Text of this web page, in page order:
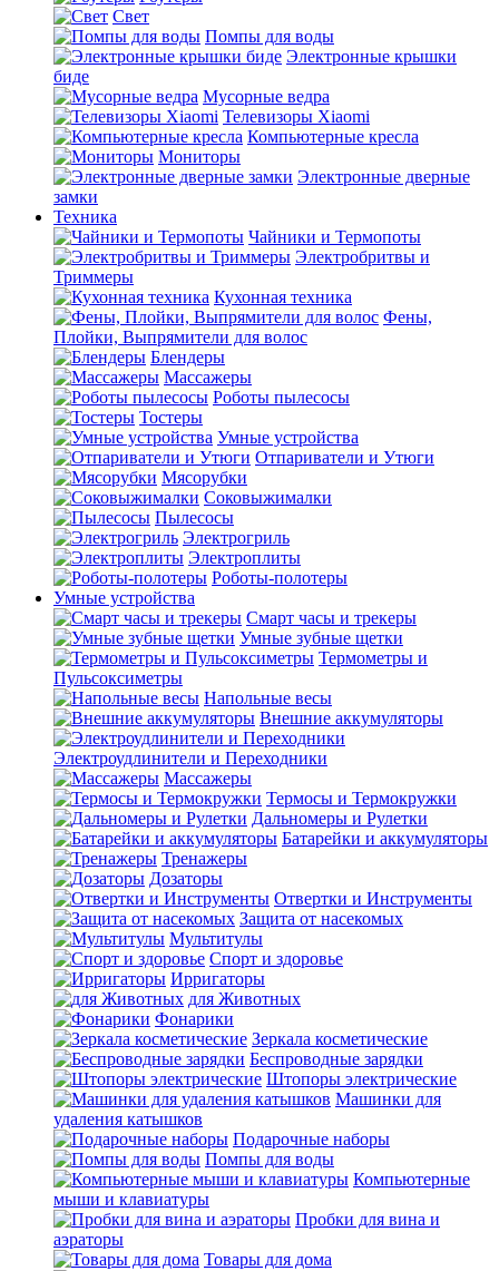
Свет
Помпы для воды
Электронные крышки
биде
Мусорные ведра
Телевизоры Xiaomi
Компьютерные кресла
Мониторы
Электронные дверные
замки
Техника
Чайники и Термопоты
Электробритвы и
Триммеры
Кухонная техника
Фены,
Плойки, Выпрямители для волос
Блендеры
Массажеры
Роботы пылесосы
Тостеры
Умные устройства
Отпариватели и Утюги
Мясорубки
Соковыжималки
Пылесосы
Электрогриль
Электроплиты
Роботы-полотеры
Умные устройства
Смарт часы и трекеры
Умные зубные щетки
Термометры и
Пульсоксиметры
Напольные весы
Внешние аккумуляторы
Электроудлинители и Переходники
Массажеры
Термосы и Термокружки
Дальномеры и Рулетки
Батарейки и аккумуляторы
Тренажеры
Дозаторы
Отвертки и Инструменты
Защита от насекомых
Мультитулы
Спорт и здоровье
Ирригаторы
для Животных
Фонарики
Зеркала косметические
Беспроводные зарядки
Штопоры электрические
Машинки для
удаления катышков
Подарочные наборы
Помпы для воды
Компьютерные
мыши и клавиатуры
Пробки для вина и
аэраторы
Товары для дома